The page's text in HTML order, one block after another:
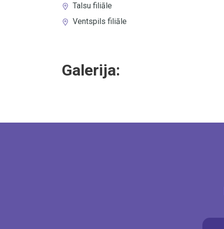
Talsu filiāle
Ventspils filiāle
Galerija: